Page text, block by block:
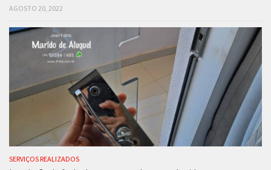
AGOSTO 20, 2022
SERVIÇOS REALIZADOS